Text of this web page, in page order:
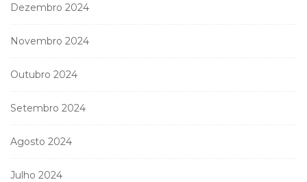
Dezembro 2024
Novembro 2024
Outubro 2024
Setembro 2024
Agosto 2024
Julho 2024